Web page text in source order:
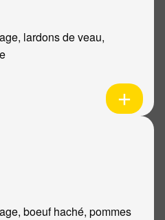
lardons de veau,
boeuf haché, pommes